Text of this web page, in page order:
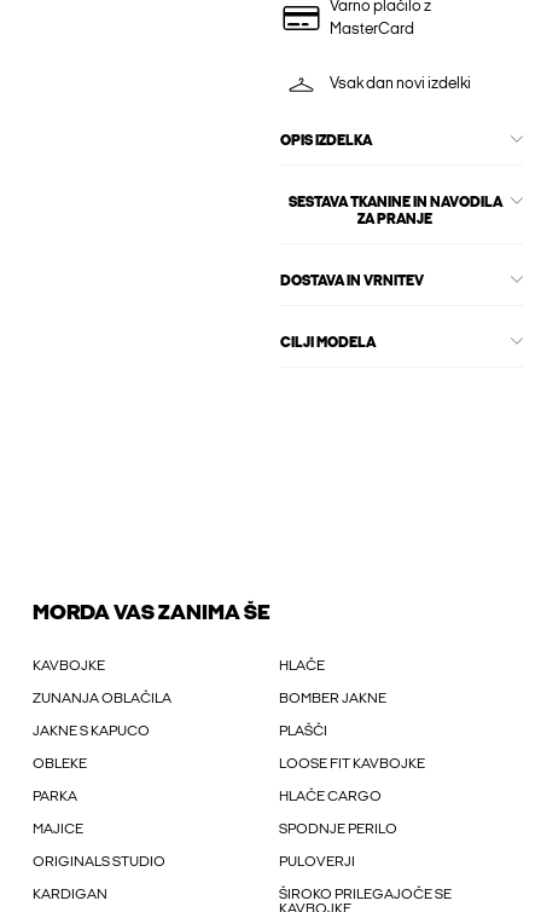
Varno plačilo z
MasterCard
Vsak dan novi izdelki
OPIS IZDELKA
SESTAVA TKANINE IN NAVODILA
ZA PRANJE
DOSTAVA IN VRNITEV
CILJI MODELA
MORDA VAS ZANIMA ŠE
KAVBOJKE HLAČE
ZUNANJA OBLAČILA BOMBER JAKNE
JAKNE S KAPUCO PLAŠČI
OBLEKE LOOSE FIT KAVBOJKE
PARKA HLAČE CARGO
MAJICE SPODNJE PERILO
ORIGINALS STUDIO PULOVERJI
KARDIGAN
ŠIROKO PRILEGAJOČE SE